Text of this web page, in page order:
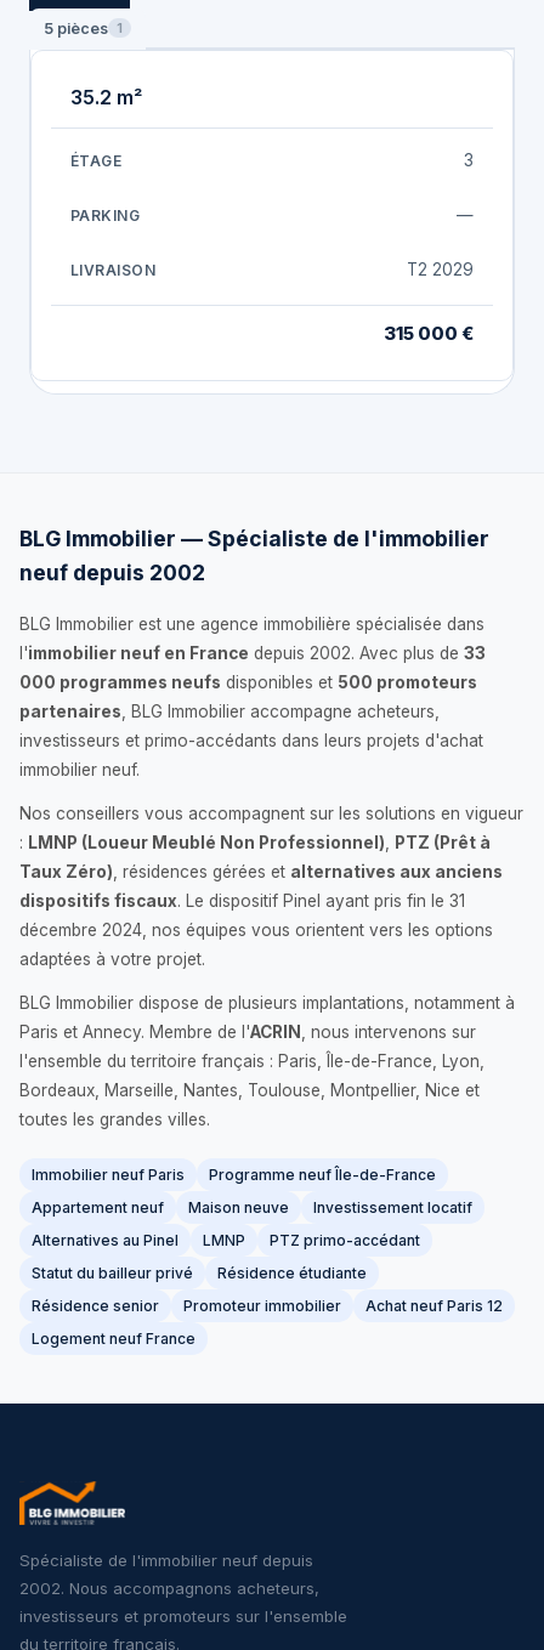
5 pièces 1
35.2 m²
3
—
T2 2029
315 000 €
BLG Immobilier — Spécialiste de l'immobilier
neuf depuis 2002
BLG Immobilier est une agence immobilière spécialisée dans
l'immobilier neuf en France depuis 2002. Avec plus de 33
000 programmes neufs disponibles et 500 promoteurs
partenaires , BLG Immobilier accompagne acheteurs,
investisseurs et primo-accédants dans leurs projets d'achat
immobilier neuf.
Nos conseillers vous accompagnent sur les solutions en vigueur
: LMNP (Loueur Meublé Non Professionnel)
PTZ (Prêt à
Taux Zéro) , résidences gérées et alternatives aux anciens
dispositifs fiscaux. Le dispositif Pinel ayant pris fin le 31
décembre 2024, nos équipes vous orientent vers les options
adaptées à votre projet.
BLG Immobilier dispose de plusieurs implantations, notamment à
Paris et Annecy. Membre de l'ACRIN
, nous intervenons sur
l'ensemble du territoire français : Paris, Île-de-France, Lyon,
Bordeaux, Marseille, Nantes, Toulouse, Montpellier, Nice et
toutes les grandes villes.
Immobilier neuf Paris
Programme neuf Île-de-France
Appartement neuf
Maison neuve
Investissement locatif
Alternatives au Pinel
LMNP
PTZ primo-accédant
Statut du bailleur privé
Résidence étudiante
Résidence senior
Promoteur immobilier
Achat neuf Paris 12
Logement neuf France
Spécialiste de l'immobilier neuf depuis
2002. Nous accompagnons acheteurs,
investisseurs et promoteurs sur l'ensemble
du territoire français.